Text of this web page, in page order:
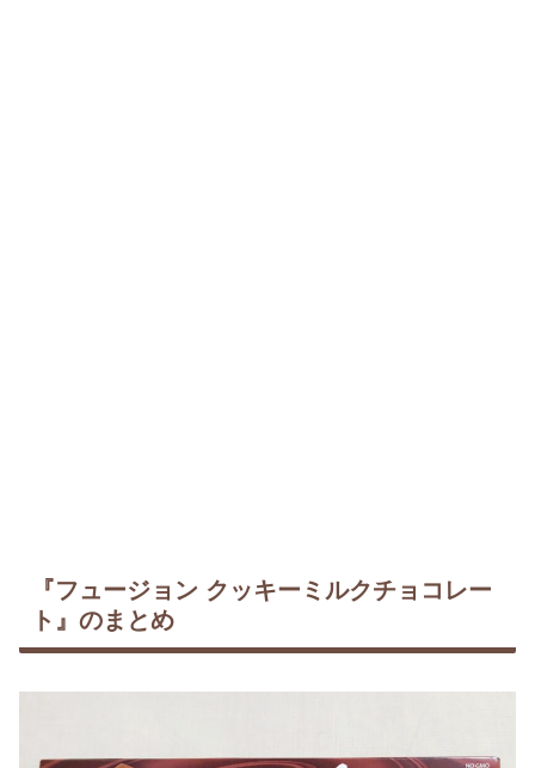
『フュージョン クッキーミルクチョコレー
ト』のまとめ